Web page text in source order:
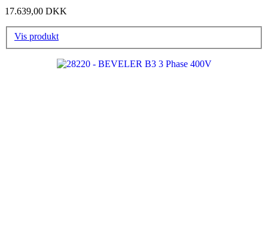
17.639,00 DKK
Vis produkt